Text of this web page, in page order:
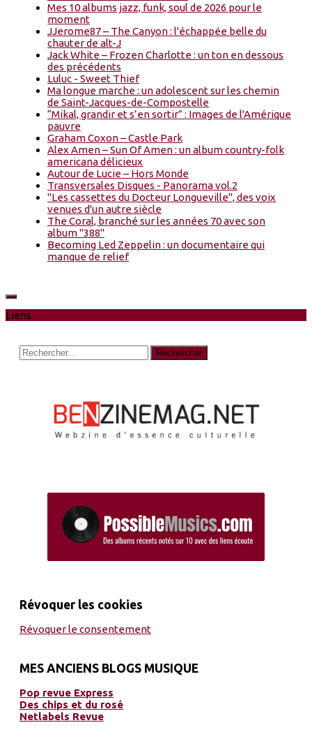
Mes 10 albums jazz, funk, soul de 2026 pour le
moment
JJerome87 – The Canyon : l'échappée belle du
chauter de alt-J
Jack White – Frozen Charlotte : un ton en dessous
des précédents
Luluc - Sweet Thief
Ma longue marche : un adolescent sur les chemin
de Saint-Jacques-de-Compostelle
“Mikal, grandir et s’en sortir” : Images de l'Amérique
pauvre
Graham Coxon – Castle Park
Alex Amen – Sun Of Amen : un album country-folk
americana délicieux
Autour de Lucie – Hors Monde
Transversales Disques - Panorama vol.2
"Les cassettes du Docteur Longueville", des voix
venues d'un autre siècle
The Coral, branché sur les années 70 avec son
album "388"
Becoming Led Zeppelin : un documentaire qui
manque de relief
Liens
Rechercher :
Révoquer les cookies
Révoquer le consentement
MES ANCIENS BLOGS MUSIQUE
Pop revue Express
Des chips et du rosé
Netlabels Revue